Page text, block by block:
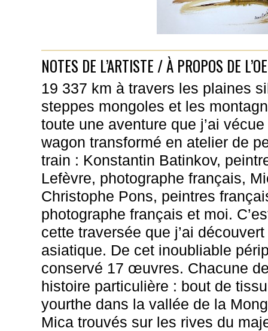
NOTES DE L’ARTISTE / À PROPOS DE
19 337 km à travers les plaines
steppes mongoles et les
toute une aventure que j’ai
wagon transformé en atelier de
train : Konstantin Batinkov,
Lefèvre, photographe français,
Christophe Pons, peintres
photographe français et moi.
cette traversée que j’ai
asiatique. De cet inoubliable
conservé 17 œuvres. Chacune
histoire particulière : bout de
yourthe dans la vallée de la
Mica trouvés sur les rives du